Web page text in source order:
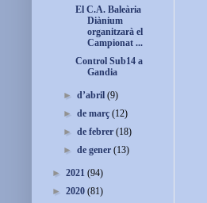
El C.A. Baleària
Diànium
organitzarà el
Campionat ...
Control Sub14 a
Gandia
►d’abril(9)
►de març(12)
►de febrer(18)
►de gener(13)
► 2021 (94)
► 2020 (81)